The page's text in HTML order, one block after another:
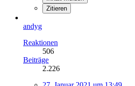
Zitieren
andyg
Reaktionen
506
Beiträge
2.226